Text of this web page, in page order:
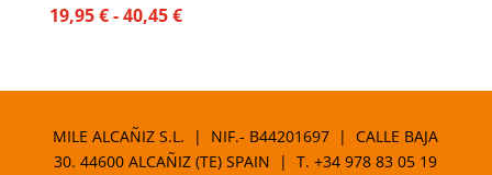
19,95€-40,45€Rango
19,95 €
hasta
MILE ALCAÑIZ S.L. | NIF.- B44201697 | CALLE BAJA
30. 44600 ALCAÑIZ (TE) SPAIN | T.+34 978 83 05 19